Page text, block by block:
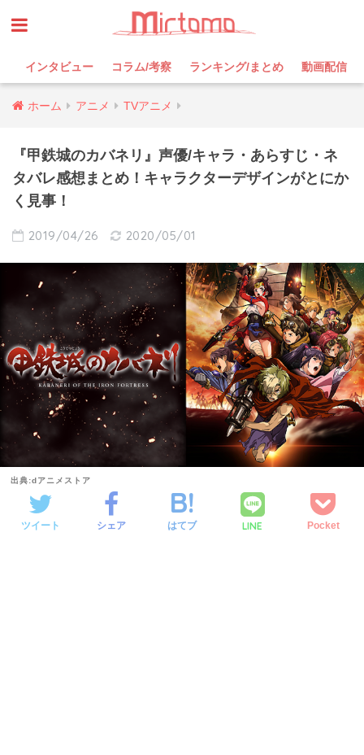
インタビュー コラム/考察 ランキング/まとめ 動画配信
ホーム アニメ TVアニメ
『甲鉄城のカバネリ』声優/キャラ・あらすじ・ネ
タバレ感想まとめ！キャラクターデザインがとにか
く見事！
2019/04/26 2020/05/01
出典:dアニメストア
ツイート シェア はてブ LINE Pocket